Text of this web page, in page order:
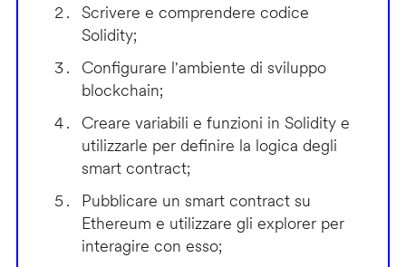
Scrivere e comprendere codice
Solidity;
Configurare l'ambiente di sviluppo
blockchain;
Creare variabili e funzioni in Solidity e
utilizzarle per definire la logica degli
smart contract;
Pubblicare un smart contract su
Ethereum e utilizzare gli explorer per
interagire con esso;